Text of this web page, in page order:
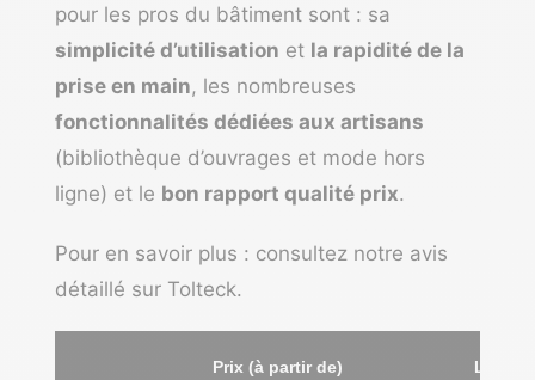
pour les pros du bâtiment sont : sa
simplicité d’utilisation et la rapidité de la
prise en main, les nombreuses
fonctionnalités dédiées aux artisans
(bibliothèque d’ouvrages et mode hors
ligne) et le bon rapport qualité prix.
Pour en savoir plus : consultez notre avis
détaillé sur Tolteck.
Prix (à partir de) Lien